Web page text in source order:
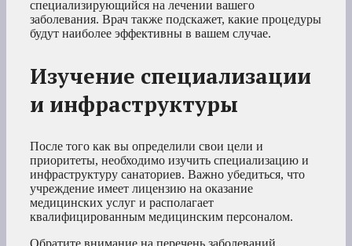
специализирующийся на лечении вашего
заболевания. Врач также подскажет, какие процедуры
будут наиболее эффективны в вашем случае.
Изучение специализации
и инфраструктуры
После того как вы определили свои цели и
приоритеты, необходимо изучить специализацию и
инфраструктуру санаториев. Важно убедиться, что
учреждение имеет лицензию на оказание
медицинских услуг и располагает
квалифицированным медицинским персоналом.